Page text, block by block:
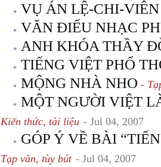
VỤ ÁN LỆ-CHI-VIÊN
VĂN ĐIẾU NHẠC
ANH KHÓA THẦY
TIẾNG VIỆT PHỔ
MỘNG NHÀ NHO -
MỘT NGƯỜI VIỆT
Kiến thức, tài liệu - Jul 04, 2007
GÓP Ý VỀ BÀI
Tạp văn, tùy bút - Jul 04, 2007